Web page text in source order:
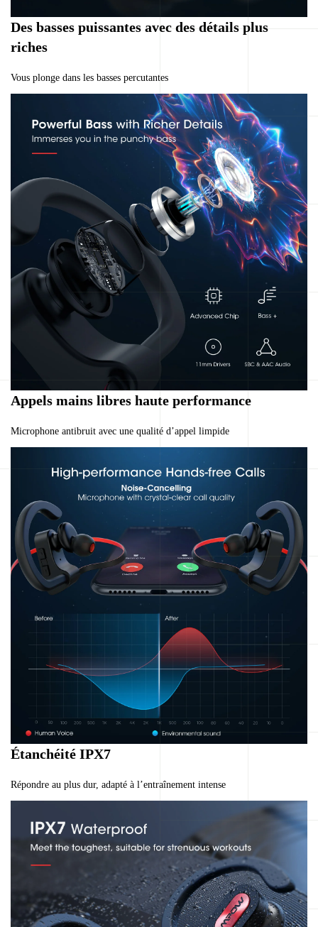
Des basses puissantes avec des détails plus
riches
Vous plonge dans les basses percutantes
Appels mains libres haute performance
Microphone antibruit avec une qualité d’appel limpide
Étanchéité IPX7
Répondre au plus dur, adapté à l’entraînement intense